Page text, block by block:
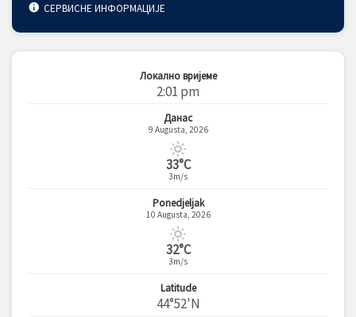
СЕРВИСНЕ ИНФОРМАЦИЈЕ
Локално вријеме
2:01 pm
Данас
9 Augusta, 2026
33°C
3m/s
Ponedjeljak
10 Augusta, 2026
32°C
3m/s
Latitude
44°52'N